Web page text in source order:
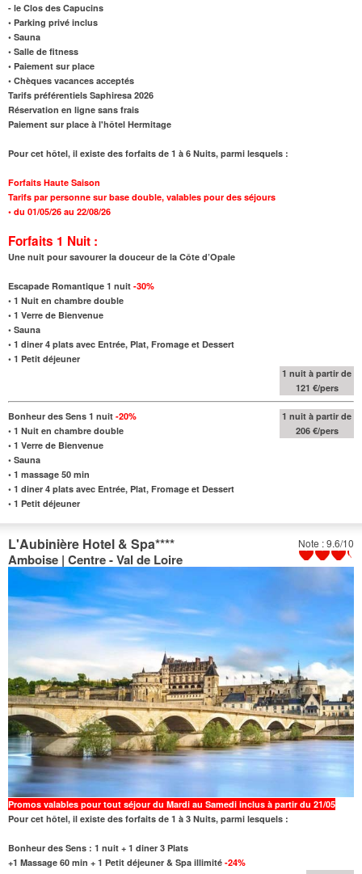
- le Clos des Capucins
• Parking privé inclus
• Sauna
• Salle de fitness
• Paiement sur place
• Chèques vacances acceptés
Tarifs préférentiels Saphiresa 2026
Réservation en ligne sans frais
Paiement sur place à l'hôtel Hermitage
Pour cet hôtel, il existe des forfaits de 1 à 6 Nuits, parmi lesquels :
Forfaits Haute Saison
Tarifs par personne sur base double, valables pour des séjours
• du 01/05/26 au 22/08/26
Forfaits 1 Nuit :
Une nuit pour savourer la douceur de la Côte d’Opale
Escapade Romantique 1 nuit -30%
• 1 Nuit en chambre double
• 1 Verre de Bienvenue
• Sauna
• 1 diner 4 plats avec Entrée, Plat, Fromage et Dessert
• 1 Petit déjeuner
1 nuit à partir de
121 €/pers
Bonheur des Sens 1 nuit -20%
• 1 Nuit en chambre double
• 1 Verre de Bienvenue
• Sauna
• 1 massage 50 min
• 1 diner 4 plats avec Entrée, Plat, Fromage et Dessert
• 1 Petit déjeuner
1 nuit à partir de
206 €/pers
Note : 9.6/10
L'Aubinière Hotel & Spa****
Amboise | Centre - Val de Loire
Promos valables pour tout séjour du Mardi au Samedi inclus à partir du 21/05
Pour cet hôtel, il existe des forfaits de 1 à 3 Nuits, parmi lesquels :
Bonheur des Sens : 1 nuit + 1 diner 3 Plats
+1 Massage 60 min + 1 Petit déjeuner & Spa illimité -24%